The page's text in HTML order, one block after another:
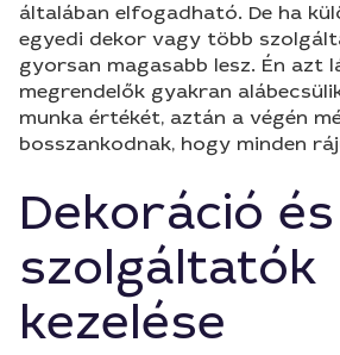
általában elfogadható. De ha
egyedi dekor vagy több
gyorsan magasabb lesz. Én azt
megrendelők gyakran
munka értékét, aztán a végén
bosszankodnak, hogy minden
Dekoráció és
szolgáltatók
kezelése